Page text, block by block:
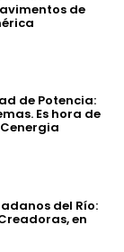
de
de Potencia:
Es hora de
del Río:
en